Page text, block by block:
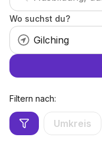
Wo suchst du?
Filtern nach:
Umkreis